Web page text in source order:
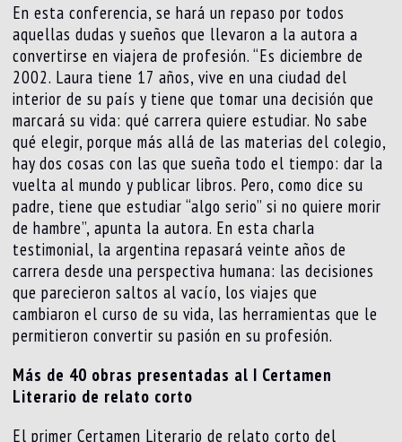
En esta conferencia, se hará un repaso por todos
aquellas dudas y sueños que llevaron a la autora a
convertirse en viajera de profesión. “Es diciembre de
2002. Laura tiene 17 años, vive en una ciudad del
interior de su país y tiene que tomar una decisión que
marcará su vida: qué carrera quiere estudiar. No sabe
qué elegir, porque más allá de las materias del colegio,
hay dos cosas con las que sueña todo el tiempo: dar la
vuelta al mundo y publicar libros. Pero, como dice su
padre, tiene que estudiar “algo serio” si no quiere morir
de hambre”, apunta la autora. En esta charla
testimonial, la argentina repasará veinte años de
carrera desde una perspectiva humana: las decisiones
que parecieron saltos al vacío, los viajes que
cambiaron el curso de su vida, las herramientas que le
permitieron convertir su pasión en su profesión.
Más de 40 obras presentadas al I Certamen
Literario de relato corto
El primer Certamen Literario de relato corto del